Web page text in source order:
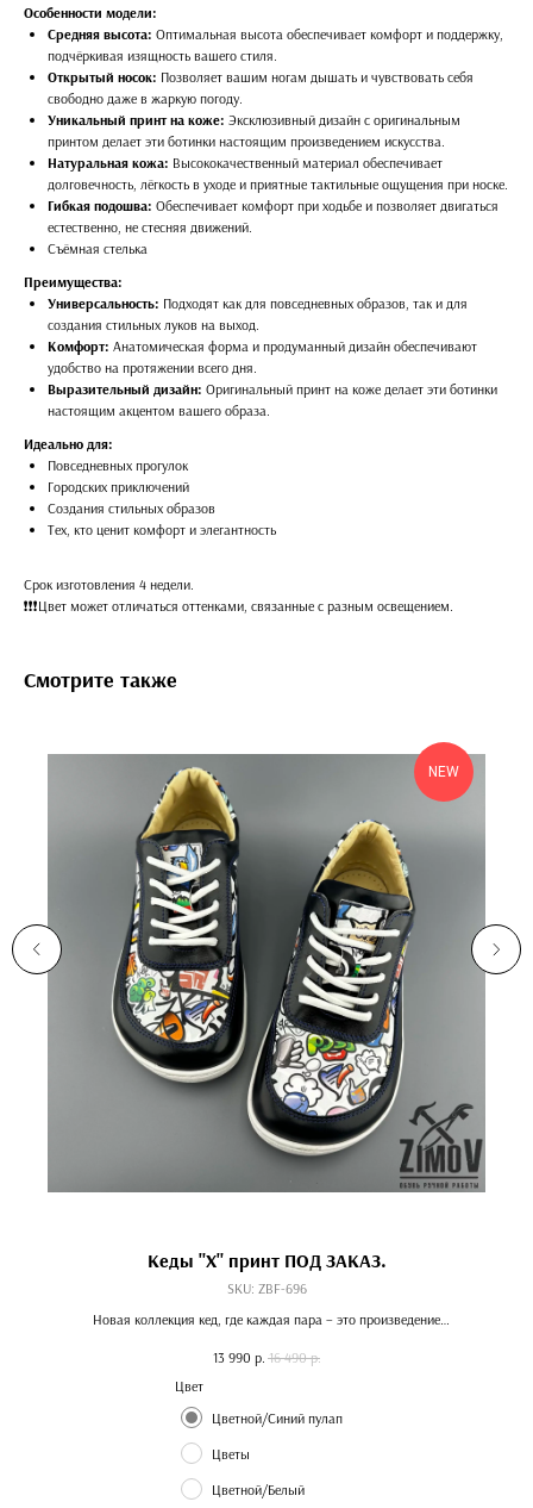
Особенности модели:
Средняя высота: Оптимальная высота обеспечивает комфорт и поддержку,
подчёркивая изящность вашего стиля.
Открытый носок: Позволяет вашим ногам дышать и чувствовать себя
свободно даже в жаркую погоду.
Уникальный принт на коже: Эксклюзивный дизайн с оригинальным
принтом делает эти ботинки настоящим произведением искусства.
Натуральная кожа: Высококачественный материал обеспечивает
долговечность, лёгкость в уходе и приятные тактильные ощущения при носке.
Гибкая подошва: Обеспечивает комфорт при ходьбе и позволяет двигаться
естественно, не стесняя движений.
Съёмная стелька
Преимущества:
Универсальность: Подходят как для повседневных образов, так и для
создания стильных луков на выход.
Комфорт: Анатомическая форма и продуманный дизайн обеспечивают
удобство на протяжении всего дня.
Выразительный дизайн: Оригинальный принт на коже делает эти ботинки
настоящим акцентом вашего образа.
Идеально для:
Повседневных прогулок
Городских приключений
Создания стильных образов
Тех, кто ценит комфорт и элегантность
Срок изготовления 4 недели.
❗️❗️❗️Цвет может отличаться оттенками, связанные с разным освещением.
Смотрите также
NEW
Кеды "Х" принт ПОД ЗАКАЗ.
SKU: ZBF-696
Новая коллекция кед, где каждая пара – это произведение
13 990 р. 16 490 р.
Цвет
Цветной/Синий пулап
Цветы
Цветной/Белый